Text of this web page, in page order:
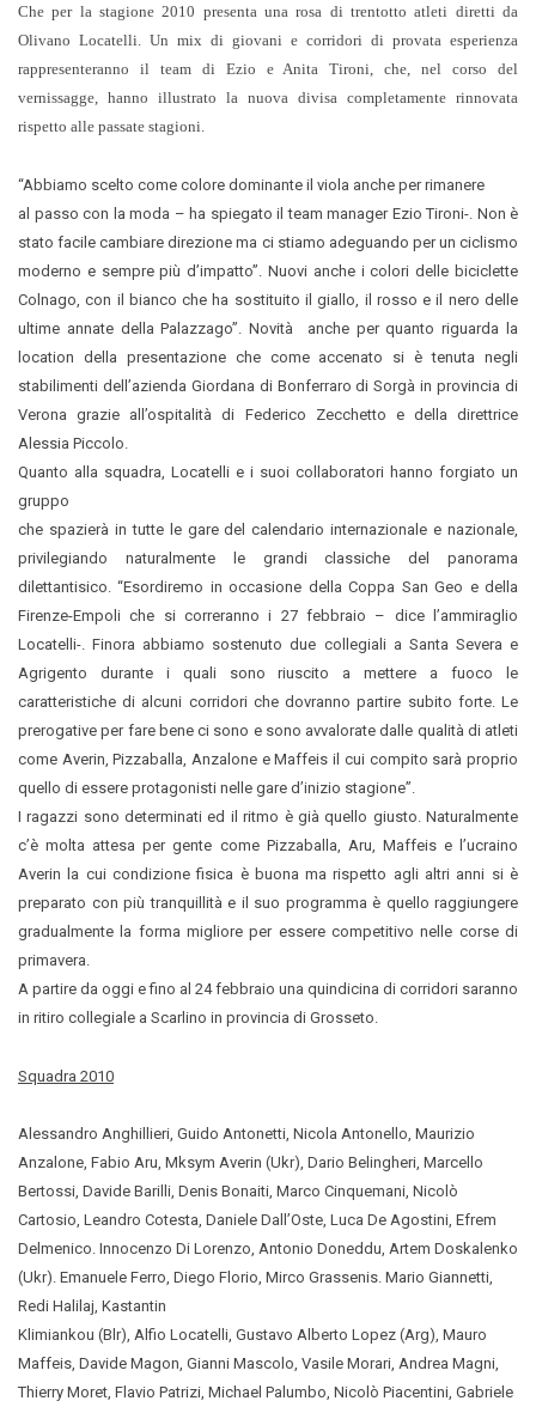
Che per la stagione 2010 presenta una rosa di trentotto atleti diretti da
Olivano Locatelli. Un mix di giovani e corridori di provata esperienza
rappresenteranno il team di Ezio e Anita Tironi, che, nel corso del
vernissagge, hanno illustrato la nuova divisa completamente rinnovata
rispetto alle passate stagioni.
“Abbiamo scelto come colore dominante il viola anche per rimanere
al passo con la moda – ha spiegato il team manager Ezio Tironi-. Non è
stato facile cambiare direzione ma ci stiamo adeguando per un ciclismo
moderno e sempre più d’impatto”. Nuovi anche i colori delle biciclette
Colnago, con il bianco che ha sostituito il giallo, il rosso e il nero delle
ultime annate della Palazzago”. Novità
anche per quanto riguarda la
location della presentazione che come accenato si è tenuta negli
stabilimenti dell’azienda Giordana di Bonferraro di Sorgà in provincia di
Verona grazie all’ospitalità di Federico Zecchetto e della direttrice
Alessia Piccolo.
Quanto alla squadra, Locatelli e i suoi collaboratori hanno forgiato un
gruppo
che spazierà in tutte le gare del calendario internazionale e nazionale,
privilegiando naturalmente le grandi classiche del panorama
dilettantisico. “Esordiremo in occasione della Coppa San Geo e della
Firenze-Empoli che si correranno i 27 febbraio – dice l’ammiraglio
Locatelli-. Finora abbiamo sostenuto due collegiali a Santa Severa e
Agrigento durante i quali sono riuscito a mettere a fuoco le
caratteristiche di alcuni corridori che dovranno partire subito forte. Le
prerogative per fare bene ci sono e sono avvalorate dalle qualità di atleti
come Averin, Pizzaballa, Anzalone e Maffeis il cui compito sarà proprio
quello di essere protagonisti nelle gare d’inizio stagione”.
I ragazzi sono determinati ed il ritmo è già quello giusto. Naturalmente
c’è molta attesa per gente come Pizzaballa, Aru, Maffeis e l’ucraino
Averin la cui condizione fisica è buona ma rispetto agli altri anni si è
preparato con più tranquillità e il suo programma è quello raggiungere
gradualmente la forma migliore per essere competitivo nelle corse di
primavera.
A partire da oggi e fino al 24 febbraio una quindicina di corridori saranno
in ritiro collegiale a Scarlino in provincia di Grosseto.
Squadra 2010
Alessandro Anghillieri, Guido Antonetti, Nicola Antonello, Maurizio
Anzalone, Fabio Aru, Mksym Averin (Ukr), Dario Belingheri, Marcello
Bertossi, Davide Barilli, Denis Bonaiti, Marco Cinquemani, Nicolò
Cartosio, Leandro Cotesta, Daniele Dall’Oste, Luca De Agostini, Efrem
Delmenico. Innocenzo Di Lorenzo, Antonio Doneddu, Artem Doskalenko
(Ukr). Emanuele Ferro, Diego Florio, Mirco Grassenis. Mario Giannetti,
Redi Halilaj, Kastantin
Klimiankou (Blr), Alfio Locatelli, Gustavo Alberto Lopez (Arg), Mauro
Maffeis, Davide Magon, Gianni Mascolo, Vasile Morari, Andrea Magni,
Thierry Moret, Flavio Patrizi, Michael Palumbo, Nicolò Piacentini, Gabriele